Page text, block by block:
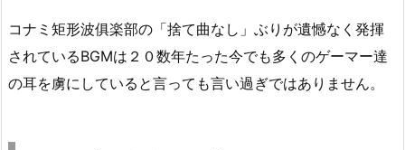
コナミ矩形波俱楽部の「捨て曲なし」ぶりが遺憾なく発揮
されているBGMは２０数年たった今でも多くのゲーマー達
の耳を虜にしていると言っても言い過ぎではありません。